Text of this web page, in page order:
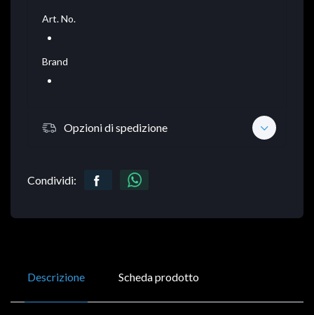
Art. No.
Brand
Opzioni di spedizione
Condividi:
Descrizione Scheda prodotto